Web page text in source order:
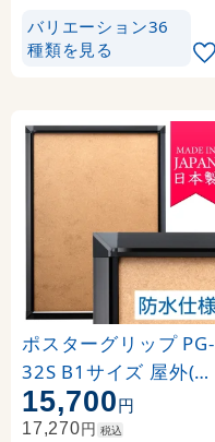
バリエーション36
種類を見る
ポスターグリップ PG-
32S B1サイズ 屋外(防
水パックシート付仕様)
角型 ブラック ※吊り下
15,700円
17,270円 税込